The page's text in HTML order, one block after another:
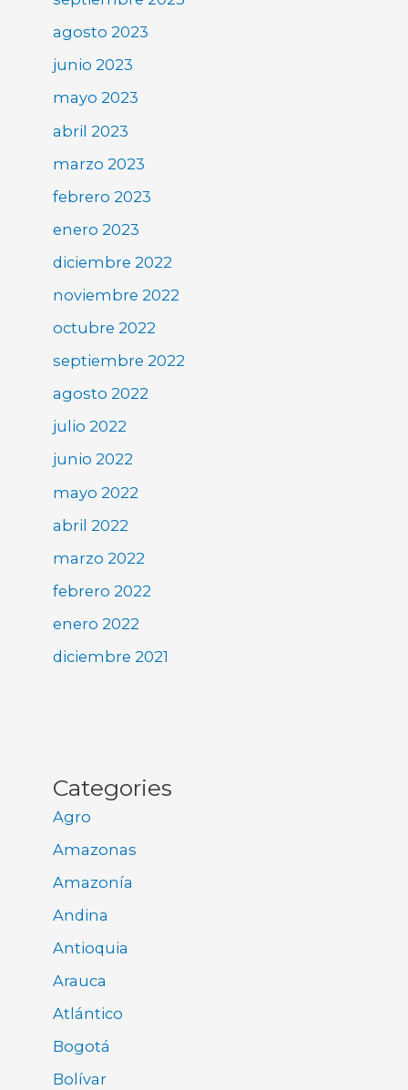
agosto 2023
junio 2023
mayo 2023
abril 2023
marzo 2023
febrero 2023
enero 2023
diciembre 2022
noviembre 2022
octubre 2022
septiembre 2022
agosto 2022
julio 2022
junio 2022
mayo 2022
abril 2022
marzo 2022
febrero 2022
enero 2022
diciembre 2021
Categories
Agro
Amazonas
Amazonía
Andina
Antioquia
Arauca
Atlántico
Bogotá
Bolívar